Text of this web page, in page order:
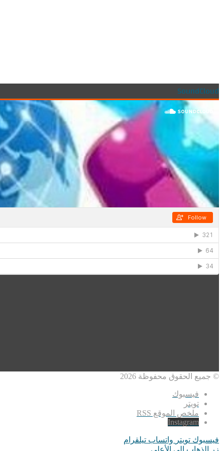
SoundCloud
© جميع الحقوق محفوظة 2026
فيسبوك
تويتر
ملخص الموقع RSS
Instagram
فيسبوك تويتر واتساب تيلقرام
زر الذهاب إلى الأعلى